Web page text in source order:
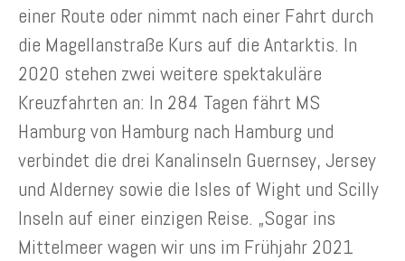
einer Route oder nimmt nach einer Fahrt durch
die Magellanstraße Kurs auf die Antarktis. In
2020 stehen zwei weitere spektakuläre
Kreuzfahrten an: In 284 Tagen fährt MS
Hamburg von Hamburg nach Hamburg und
verbindet die drei Kanalinseln Guernsey, Jersey
und Alderney sowie die Isles of Wight und Scilly
Inseln auf einer einzigen Reise. „Sogar ins
Mittelmeer wagen wir uns im Frühjahr 2021